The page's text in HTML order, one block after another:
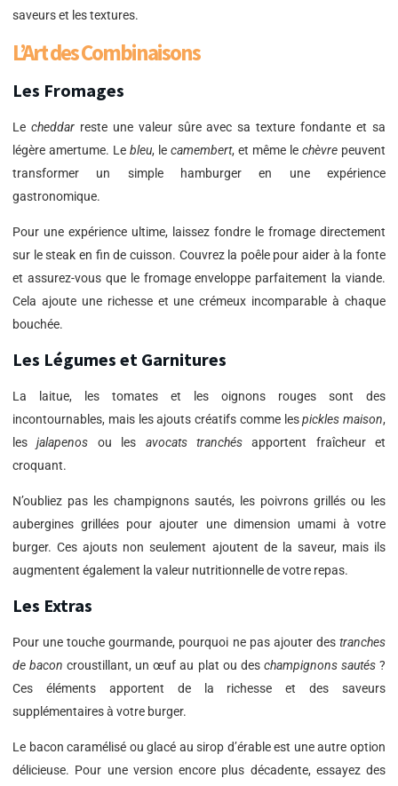
saveurs et les textures.
L’Art des Combinaisons
Les Fromages
Le cheddarreste une valeur sûre avec sa texture fondante et sa
légère amertume. Le bleu, le camembert, et même le chèvre peuvent
transformer un simple hamburger en une expérience
gastronomique.
Pour une expérience ultime, laissez fondre le fromage directement
sur le steak en fin de cuisson. Couvrez la poêle pour aider à la fonte
et assurez-vous que le fromage enveloppe parfaitement la viande.
Cela ajoute une richesse et une crémeux incomparable à chaque
bouchée.
Les Légumes et Garnitures
La laitue, les tomates et les oignons rouges sont des
incontournables, mais les ajouts créatifs comme lespickles maison,
lesjalapenos ou les avocats tranchésapportent fraîcheur et
croquant.
N’oubliez pas les champignons sautés, les poivrons grillés ou les
aubergines grillées pour ajouter une dimension umami à votre
burger. Ces ajouts non seulement ajoutent de la saveur, mais ils
augmentent également la valeur nutritionnelle de votre repas.
Les Extras
Pour une touche gourmande, pourquoi ne pas ajouter des tranches
de bacon croustillant, un œuf au plat ou des champignons sautés?
Ces éléments apportent de la richesse et des saveurs
supplémentaires à votre burger.
Le bacon caramélisé ou glacé au sirop d’érable est une autre option
délicieuse. Pour une version encore plus décadente, essayez des